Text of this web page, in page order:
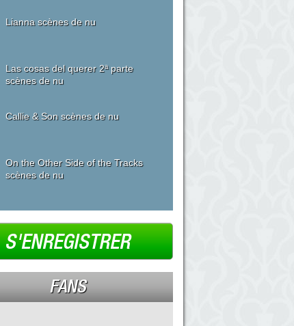
Lianna scènes de nu
Las cosas del querer 2ª parte
scènes de nu
Callie & Son scènes de nu
On the Other Side of the Tracks
scènes de nu
S'ENREGISTRER
FANS